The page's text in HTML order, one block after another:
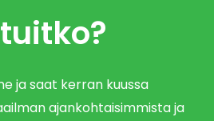
ja saat kerran kuussa
ajankohtaisimmista ja